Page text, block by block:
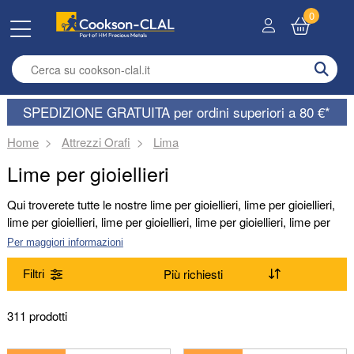
Enter search term
0
SPEDIZIONE GRATUITA per ordini superiori a 80 €*
Home Attrezzi Orafi Lima
Lime per gioiellieri
Qui troverete tutte le nostre lime per gioiellieri, lime per gioiellieri,
lime per gioiellieri, lime per gioiellieri, lime per gioiellieri, lime per
gioiellieri, lime per gioiellieri... Tutte le nostre lime per gioiellieri
sono disponibili in diverse dimensioni, forme e grane. Utilizzate il
menu per affinare la vostra ricerca.
Per maggiori informazioni
Filtri
Gamma
311 prodotti